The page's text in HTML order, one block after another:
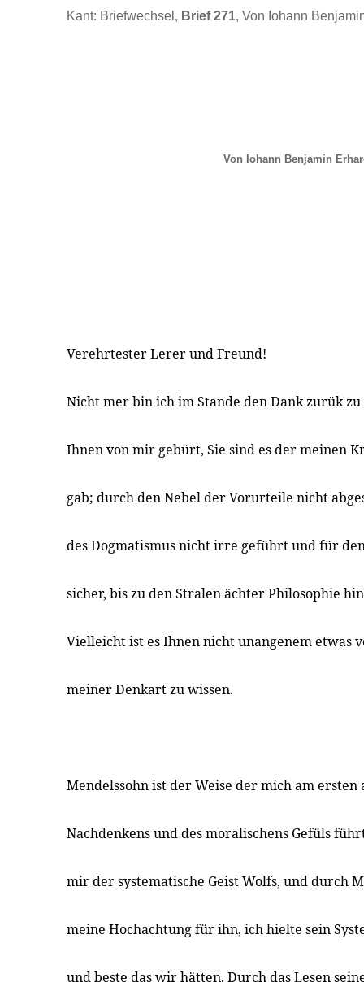
Kant: Briefwechsel, Brief 271, Von Iohann
Von Iohann Benjamin
Verehrtester Lerer und Freund!
Nicht mer bin ich im Stande den Dank zurük
Ihnen von mir gebürt, Sie sind es der meinen
gab; durch den Nebel der Vorurteile nicht
des Dogmatismus nicht irre geführt und für
sicher, bis zu den Stralen ächter Philosophie
Vielleicht ist es Ihnen nicht unangenem etwas
meiner Denkart zu wissen.
Mendelssohn ist der Weise der mich am ersten
Nachdenkens und des moralischens Gefüls
mir der systematische Geist Wolfs, und durch
meine Hochachtung für ihn, ich hielte sein
und beste das wir hätten. Durch das Lesen